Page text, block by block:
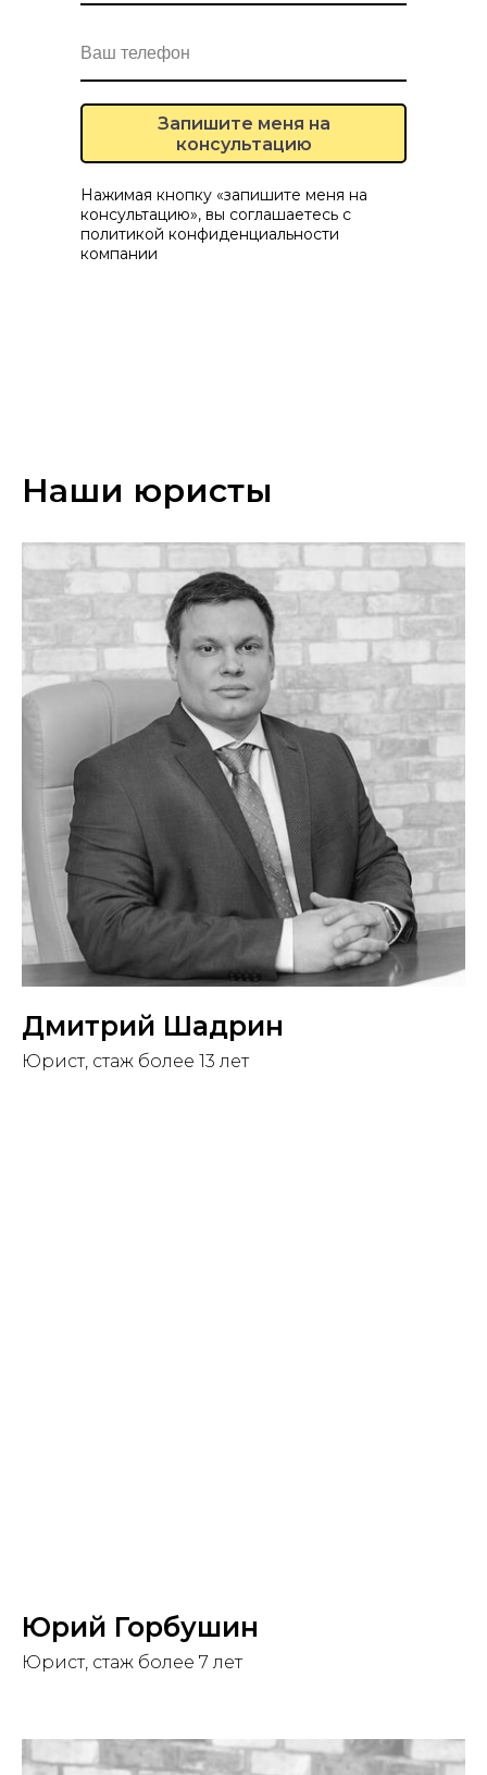
Запишите меня на
консультацию
Нажимая кнопку «запишите меня на
консультацию», вы соглашаетесь с
политикой конфиденциальности
компании
Наши юристы
Дмитрий Шадрин
Юрист, стаж более 13 лет
Юрий Горбушин
Юрист, стаж более 7 лет